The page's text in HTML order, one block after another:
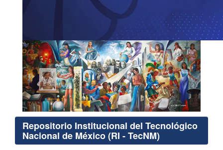
Repositorio Institucional del Tecnológico
Nacional de México (RI - TecNM)